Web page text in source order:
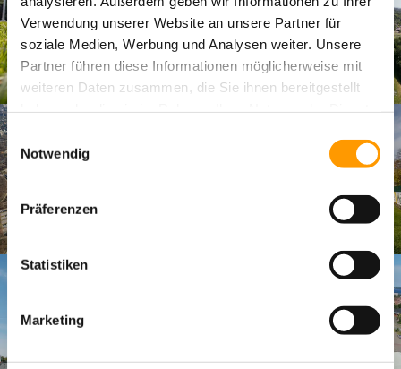
Verwendung unserer Website an unsere Partner für
soziale Medien, Werbung und Analysen weiter. Unsere
Partner führen diese Informationen möglicherweise mit
weiteren Daten zusammen, die Sie ihnen bereitgestellt
Cookies, wenn Sie unsere Webseite weiterhin nutzen.
Einwilligungsauswahl
Notwendig
Präferenzen
Statistiken
Marketing